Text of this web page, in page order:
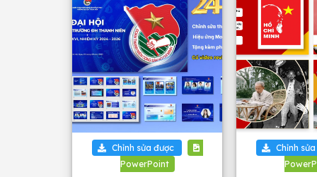
+
Chỉnh sửa được
PowerPoint
+
Chỉnh